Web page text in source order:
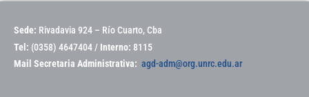
Sede: Rivadavia 924 – Río Cuarto, Cba
Tel: (0358) 4647404 / Interno: 8115
Mail Secretaria Administrativa: agd-adm@org.unrc.edu.ar